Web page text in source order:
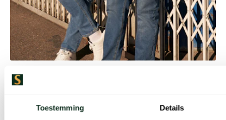
Toestemming Details
De beste merken voor spijkerbroeken in
grote maten